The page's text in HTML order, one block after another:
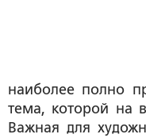
наиболее полно
тема, которой на
Важная для